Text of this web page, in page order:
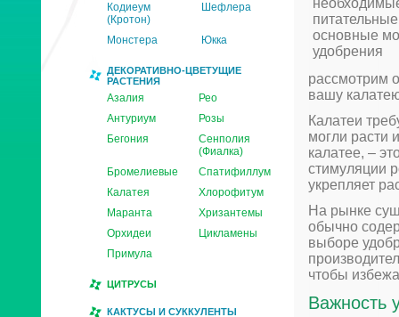
Кодиеум
(Кротон)
Шефлера
Монстера Юкка
ДЕКОРАТИВНО-ЦВЕТУЩИЕ
РАСТЕНИЯ
Азалия
Рео
Антуриум
Розы
Бегония
Сенполия
(Фиалка)
Бромелиевые
Спатифиллум
Калатея
Хлорофитум
Маранта
Хризантемы
Орхидеи
Цикламены
Примула
ЦИТРУСЫ
КАКТУСЫ И СУККУЛЕНТЫ
рассмотрим
вашу
Калатеи
могли расти
калатее, –
стимуляции
укрепляет
На рынке
обычно
выборе
чтобы
Важность